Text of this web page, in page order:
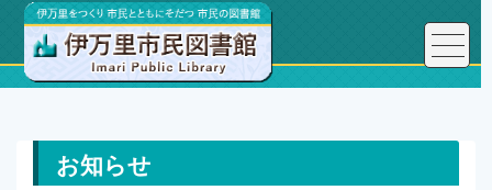
トップページ お知らせ
お知らせ